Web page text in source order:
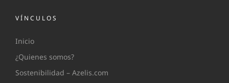
VÍNCULOS
Inicio
¿Quienes somos?
Sostenibilidad – Azelis.com